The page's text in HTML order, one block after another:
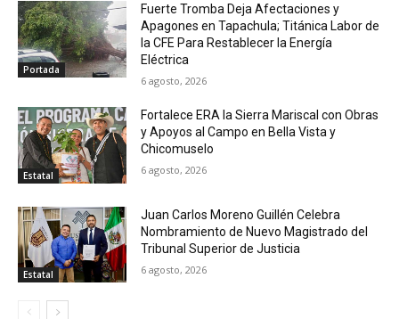
Portada
Fuerte Tromba Deja Afectaciones y
Apagones en Tapachula; Titánica Labor de
la CFE Para Restablecer la Energía
Eléctrica
6 agosto, 2026
Estatal
Fortalece ERA la Sierra Mariscal con Obras
y Apoyos al Campo en Bella Vista y
Chicomuselo
6 agosto, 2026
Estatal
Juan Carlos Moreno Guillén Celebra
Nombramiento de Nuevo Magistrado del
Tribunal Superior de Justicia
6 agosto, 2026